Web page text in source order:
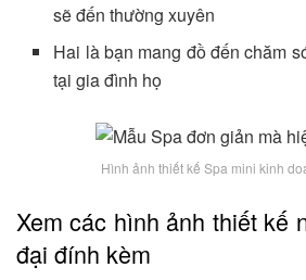
sẽ đến thường xuyên
Hai là bạn mang đồ đến chăm
tại gia đình họ
Hình ảnh thiết kế Spa mini kinh
Xem các hình ảnh thiết kế
đại đính kèm